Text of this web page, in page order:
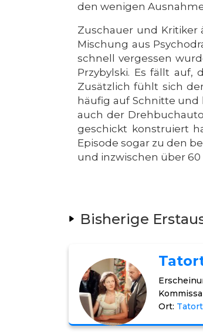
den wenigen
Zuschauer und
Mischung aus
schnell vergessen
Przybylski. Es fällt
Zusätzlich fühlt sich
häufig auf Schnitte und
auch der
geschickt konstruiert
Episode sogar zu den
und inzwischen über
Bisherige
Ort: